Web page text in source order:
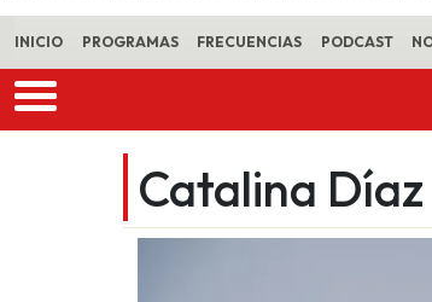
INICIO PROGRAMAS FRECUENCIAS PODCAST
Catalina Díaz